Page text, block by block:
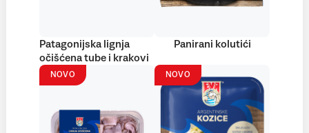
Patagonijska lignja
očišćena tube i krakovi
Panirani kolutići
NOVO NOVO